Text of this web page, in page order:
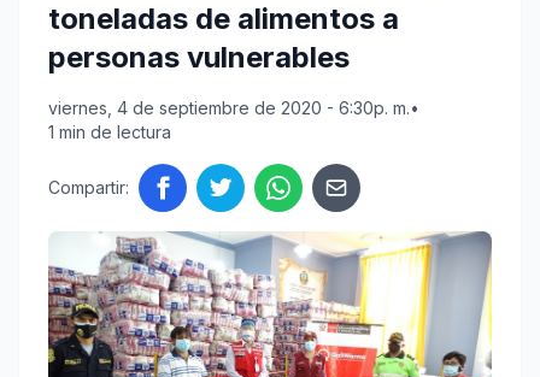
toneladas de alimentos a
personas vulnerables
viernes, 4 de septiembre de 2020 - 6:30p. m.•
1 min de lectura
Compartir: